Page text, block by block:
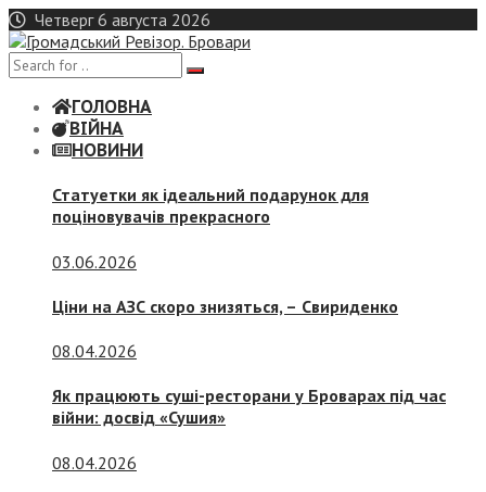
Skip
to
content
Четверг 6 августа 2026
ГОЛОВНА
ВІЙНА
НОВИНИ
Статуетки як ідеальний подарунок для
поціновувачів прекрасного
03.06.2026
Ціни на АЗС скоро знизяться, – Свириденко
08.04.2026
Як працюють суші-ресторани у Броварах під час
війни: досвід «Сушия»
08.04.2026